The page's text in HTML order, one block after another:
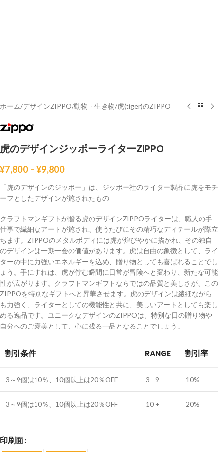
ホーム/デザインZIPPO/動物・生き物/虎(tiger)のZIPPO
虎のデザインジッポーライターZIPPO
¥7,800 – ¥9,800
「虎のデザインのジッポー」は、ジッポー社のライター製品に虎をモチ
ーフとしたデザインが施されたもの
クラフトマンギフトが贈る虎のデザインZIPPOライターは、職人の手
仕事で繊細なアートが施され、使うたびにその精巧なディテールが際立
ちます。ZIPPOのメタルボディには虎が煌びやかに描かれ、その独自
のデザインは一期一会の価値があります。虎は自由の象徴として、ライ
ターの中に力強いエネルギーを込め、贈り物としても喜ばれることでし
ょう。手にすれば、虎が佇む瞬間に日常が冒険へと変わり、新たな可能
性が広がります。クラフトマンギフトならではの品質と美しさが、この
ZIPPOを特別なギフトへと昇華させます。虎のデザインは繊細ながら
も力強く、ライターとしての機能性と共に、美しいアートとしても楽し
める逸品です。ユニークなデザインのZIPPOは、特別な日の贈り物や
自分へのご褒美として、心に残る一品となることでしょう。
割引条件 RANGE 割引率
3～9個は10％、10個以上は20％OFF 3 - 9 10%
3～9個は10％、10個以上は20％OFF 10 + 20%
印刷面